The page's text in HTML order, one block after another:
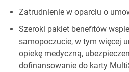
Zatrudnienie w oparciu o
Szeroki pakiet benefitów
samopoczucie, w tym więcej
opiekę medyczną,
dofinansowanie do karty